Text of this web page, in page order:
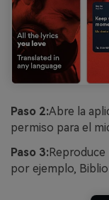
Paso 2:Abre la
permiso para el
Paso 3:
por ejemplo,